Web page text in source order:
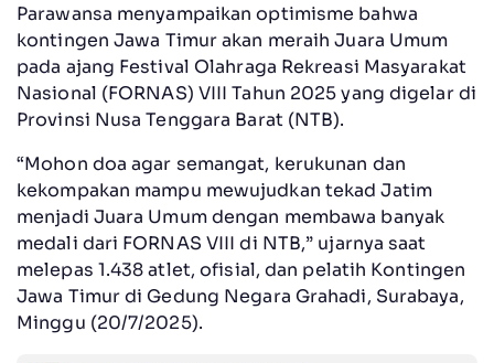
Parawansa menyampaikan optimisme bahwa
kontingen Jawa Timur akan meraih Juara Umum
pada ajang Festival Olahraga Rekreasi Masyarakat
Nasional (FORNAS) VIII Tahun 2025 yang digelar di
Provinsi Nusa Tenggara Barat (NTB).
“Mohon doa agar semangat, kerukunan dan
kekompakan mampu mewujudkan tekad Jatim
menjadi Juara Umum dengan membawa banyak
medali dari FORNAS VIII di NTB,” ujarnya saat
melepas 1.438 atlet, ofisial, dan pelatih Kontingen
Jawa Timur di Gedung Negara Grahadi, Surabaya,
Minggu (20/7/2025).